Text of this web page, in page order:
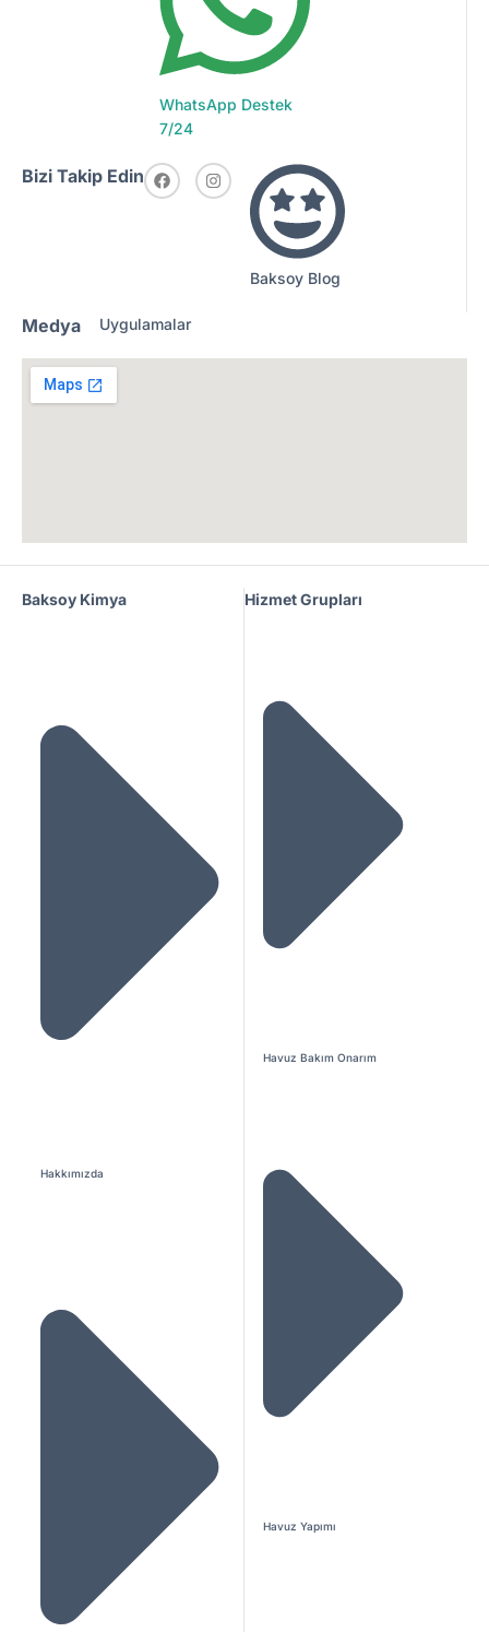
WhatsApp Destek
7/24
Bizi Takip Edin
Baksoy Blog
Medya Uygulamalar
Baksoy Kimya
Hakkımızda
Hizmet Grupları
Havuz Bakım Onarım
Havuz Yapımı